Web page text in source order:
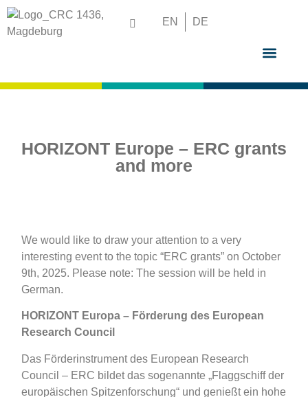
EN DE
HORIZONT Europe – ERC grants
and more
We would like to draw your attention to a very
interesting event to the topic “ERC grants” on October
9th, 2025. Please note: The session will be held in
German.
HORIZONT Europa – Förderung des European
Research Council
Das Förderinstrument des European Research
Council – ERC bildet das sogenannte „Flaggschiff der
europäischen Spitzenforschung“ und genießt ein hohe